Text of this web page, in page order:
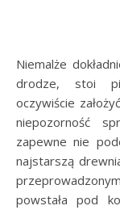
Niemalże dokładnie w centrum Kosieczyna, przy głównej
drodze, stoi
oczywiście
niepozorność
zapewne nie
najstarszą
powstała pod